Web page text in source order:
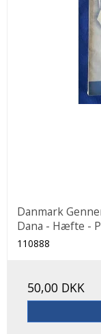
Danmark
Dana - Hæfte -
110888
50,00 DKK